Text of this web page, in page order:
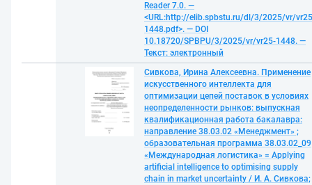
Reader 7.0. —
<URL:http://elib.spbstu.ru/dl/3/2025/vr/
1448.pdf>. — DOI
10.18720/SPBPU/3/2025/vr/vr25-1448. —
Текст: электронный
Сивкова, Ирина Алексеевна. Применение
искусственного интеллекта для
оптимизации цепей поставок в условиях
неопределенности рынков: выпускная
квалификационная работа бакалавра:
направление 38.03.02 «Менеджмент» ;
образовательная программа 38.03.02_09
«Международная логистика» = Applying
artificial intelligence to optimising supply
chain in market uncertainty / И. А. Сивкова;